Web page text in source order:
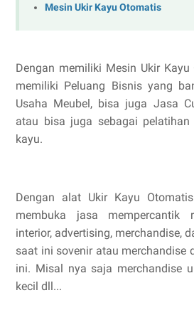
Mesin Ukir Kayu Otomatis
Dengan memiliki Mesin Ukir
memiliki Peluang Bisnis yang
Usaha Meubel, bisa juga Jasa
atau bisa juga sebagai
kayu.
Dengan alat Ukir Kayu
membuka jasa mempercantik
interior, advertising, merchandise,
saat ini sovenir atau merchandise
ini. Misal nya saja merchandise
kecil dll...